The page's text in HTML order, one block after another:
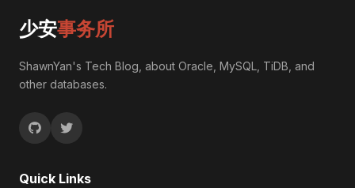
少安事务所
ShawnYan's Tech Blog, about Oracle, MySQL, TiDB, and
other databases.
Quick Links